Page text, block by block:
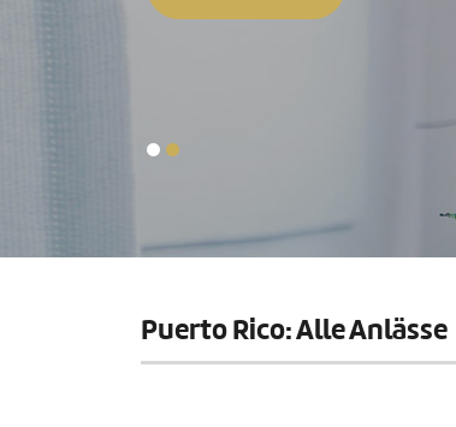
Puerto Rico: Alle Anlässe